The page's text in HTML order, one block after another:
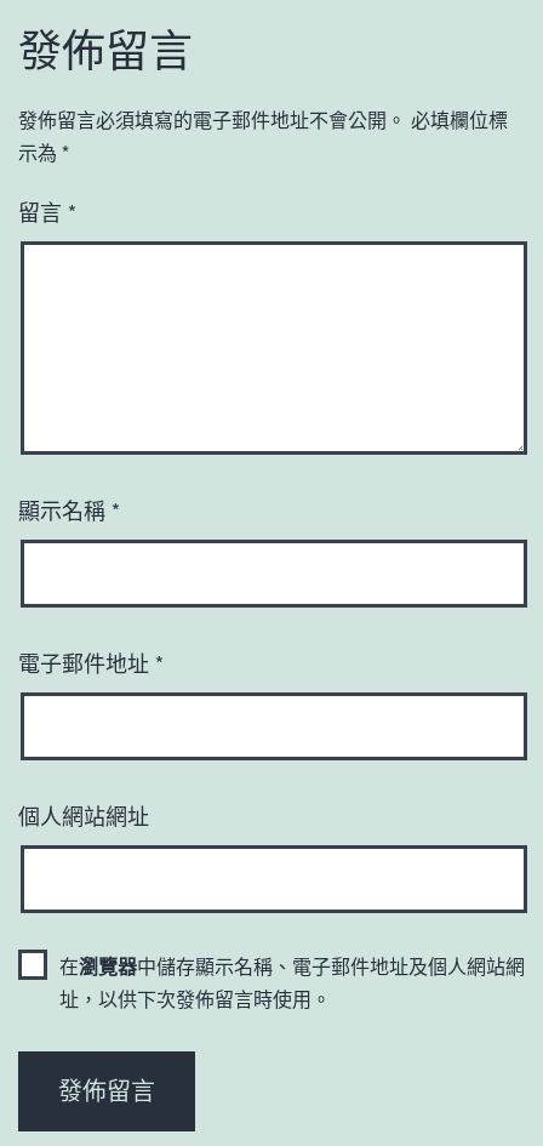
發佈留言
發佈留言必須填寫的電子郵件地址不會公開。 必填欄位標
示為 *
留言 *
顯示名稱 *
電子郵件地址 *
個人網站網址
在瀏覽器中儲存顯示名稱、電子郵件地址及個人網站網
址，以供下次發佈留言時使用。